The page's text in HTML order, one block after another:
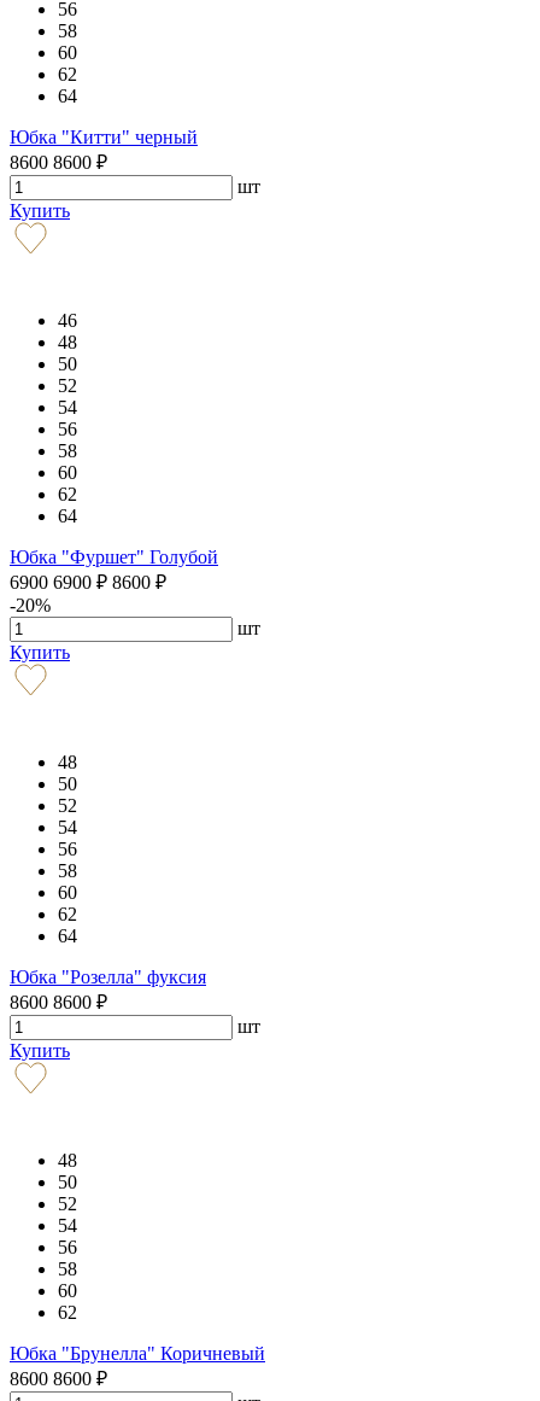
56
58
60
62
64
Юбка "Китти" черный
8600 8600 ₽
шт
Купить
46
48
50
52
54
56
58
60
62
64
Юбка "Фуршет" Голубой
6900 6900 ₽ 8600 ₽
-20%
шт
Купить
48
50
52
54
56
58
60
62
64
Юбка "Розелла" фуксия
8600 8600 ₽
шт
Купить
48
50
52
54
56
58
60
62
Юбка "Брунелла" Коричневый
8600 8600 ₽